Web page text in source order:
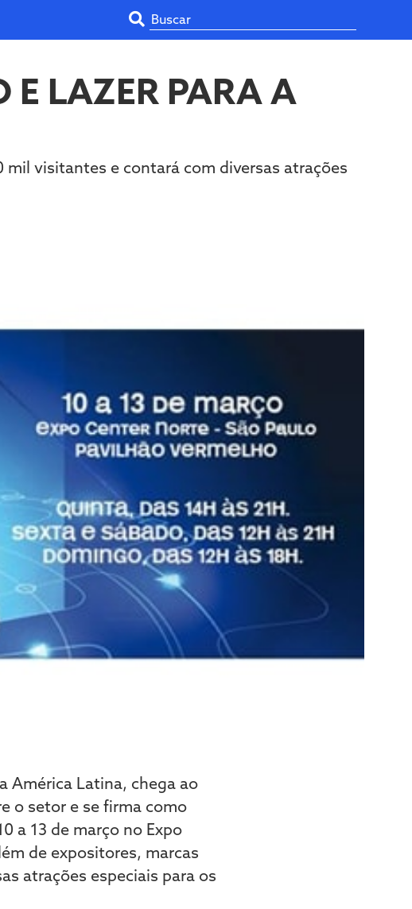
E LAZER PARA A
mil visitantes e contará com diversas atrações
América Latina, chega ao
o setor e se firma como
a 13 de março no Expo
de expositores, marcas
atrações especiais para os